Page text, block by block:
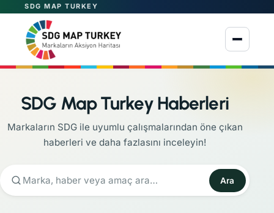
SDG MAP TURKEY
Menüyü aç
SDG Map Turkey Haberleri
Markaların SDG ile uyumlu çalışmalarından öne çıkan
haberleri ve daha fazlasını inceleyin!
Ara